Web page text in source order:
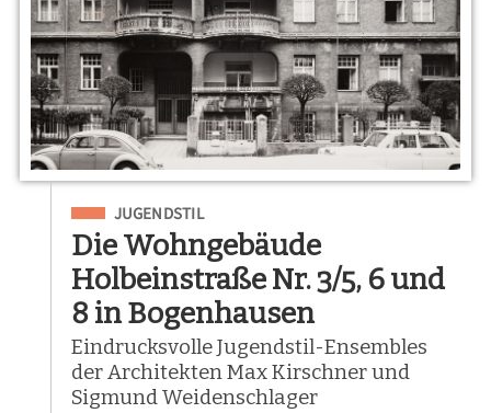
Eingeordnet unter
JUGENDSTIL
Die Wohngebäude
Holbeinstraße Nr. 3/5, 6 und
8 in Bogenhausen
Eindrucksvolle Jugendstil-Ensembles
der Architekten Max Kirschner und
Sigmund Weidenschlager